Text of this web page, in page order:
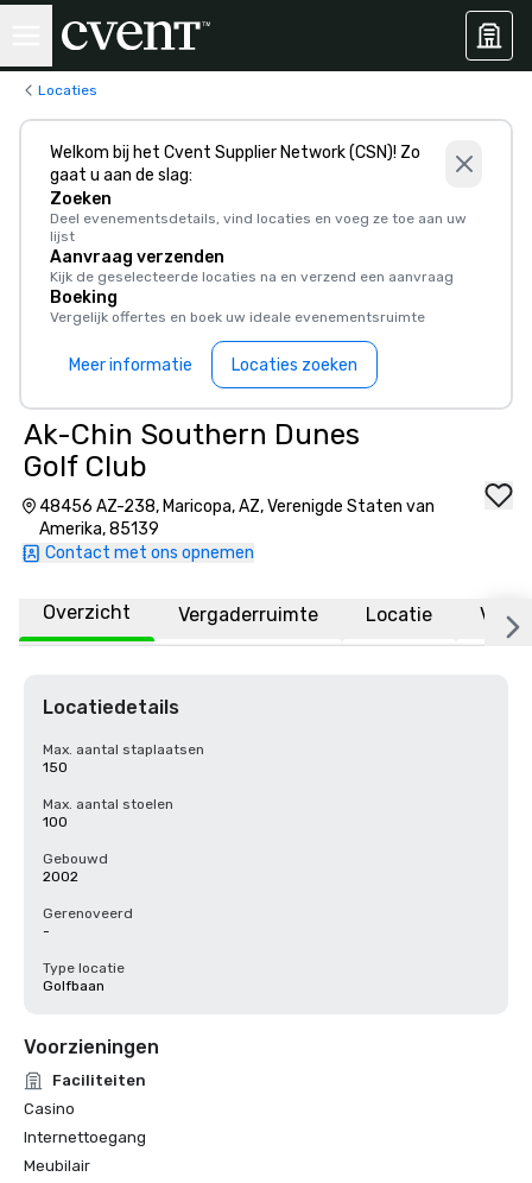
Locaties
Welkom bij het Cvent Supplier Network (CSN)! Zo
gaat u aan de slag:
Zoeken
Deel evenementsdetails, vind locaties en voeg ze toe aan uw
lijst
Aanvraag verzenden
Kijk de geselecteerde locaties na en verzend een aanvraag
Boeking
Vergelijk offertes en boek uw ideale evenementsruimte
Meer informatie Locaties zoeken
Ak-Chin Southern Dunes
Golf Club
48456 AZ-238, Maricopa, AZ, Verenigde Staten van
Amerika, 85139
Contact met ons opnemen
Overzicht Vergaderruimte Locatie
Locatiedetails
Max. aantal staplaatsen
150
Max. aantal stoelen
100
Gebouwd
2002
Gerenoveerd
-
Type locatie
Golfbaan
Voorzieningen
Faciliteiten
Casino
Internettoegang
Meubilair